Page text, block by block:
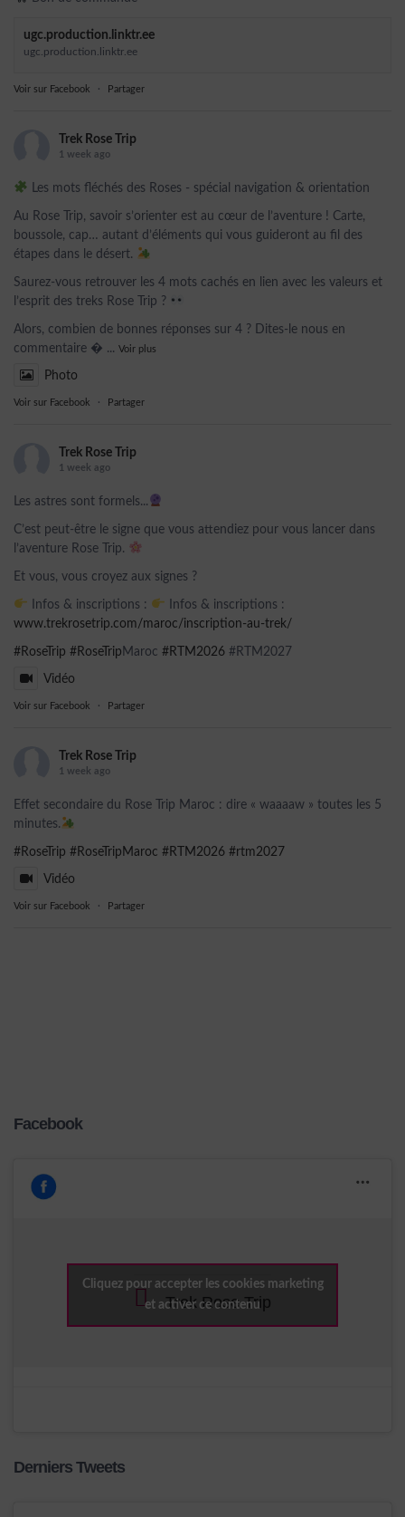
ugc.production.linktr.ee
ugc.production.linktr.ee
Voir sur Facebook · Partager
Trek Rose Trip
1 week ago
Les mots fléchés des Roses - spécial navigation & orientation
Au Rose Trip, savoir s’orienter est au cœur de l’aventure ! Carte,
boussole, cap… autant d’éléments qui vous guideront au fil des
étapes dans le désert.
Saurez-vous retrouver les 4 mots cachés en lien avec les valeurs et
l’esprit des treks Rose Trip ?
Alors, combien de bonnes réponses sur 4 ? Dites-le nous en
commentaire  ... Voir plus
Photo
Voir sur Facebook · Partager
Trek Rose Trip
1 week ago
Les astres sont formels...
C’est peut-être le signe que vous attendiez pour vous lancer dans
l’aventure Rose Trip.
Et vous, vous croyez aux signes ?
Infos & inscriptions :
Infos & inscriptions :
www.trekrosetrip.com/maroc/inscription-au-trek/
#RoseTrip #RoseTrip Maroc #RTM2026 #RTM2027
Vidéo
Voir sur Facebook · Partager
Trek Rose Trip
1 week ago
Effet secondaire du Rose Trip Maroc : dire « waaaaw » toutes les 5
minutes.
#RoseTrip #RoseTripMaroc #RTM2026 #rtm2027
Vidéo
Voir sur Facebook · Partager
Facebook
Trek Rose Trip
Cliquez pour accepter les cookies marketing
et activer ce contenu
Derniers Tweets